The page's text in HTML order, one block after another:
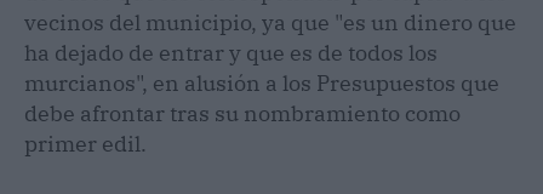
vecinos del municipio, ya que "es un dinero que
ha dejado de entrar y que es de todos los
murcianos", en alusión a los Presupuestos que
debe afrontar tras su nombramiento como
primer edil.